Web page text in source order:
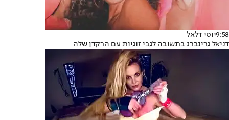
9:58יוסי דלאל
דניאל גרינברג בתשובה לגבי זוגיות עם הרקדן שלה